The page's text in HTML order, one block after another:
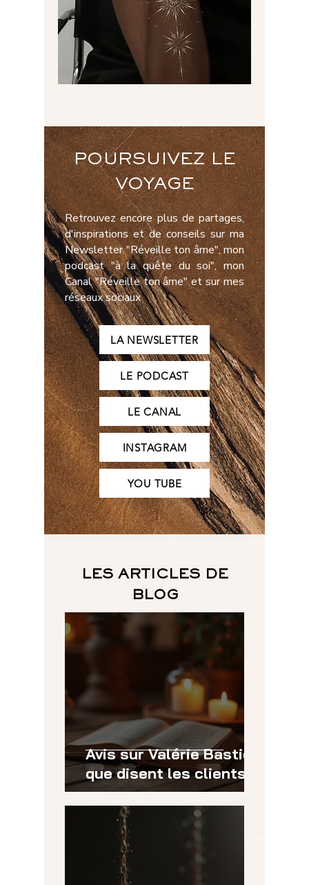
POURSUIVEZ LE
VOYAGE
Retrouvez encore plus de partages,
d'inspirations et de conseils sur ma
Newsletter "Réveille ton âme", mon
podcast "à la quête du soi", mon
Canal "Réveille ton âme" et sur mes
réseaux sociaux
LA NEWSLETTER
LE PODCAST
LE CANAL
INSTAGRAM
YOU TUBE
LES ARTICLES DE
BLOG
Avis sur Valérie Bastid :
que disent les clients ?